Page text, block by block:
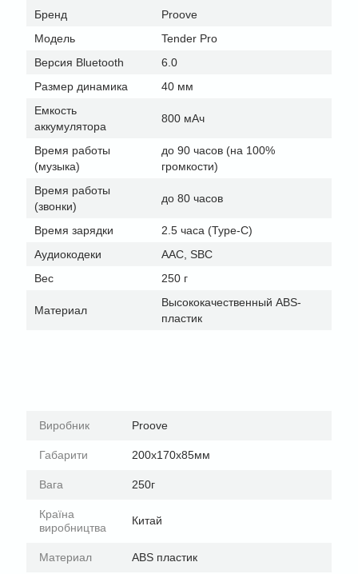
Бренд
Proove
Модель
Tender Pro
Версия Bluetooth
6.0
Размер динамика
40 мм
Емкость
аккумулятора
800 мАч
Время работы
(музыка)
до 90 часов (на 100%
громкости)
Время работы
(звонки)
до 80 часов
Время зарядки
2.5 часа (Type-C)
Аудиокодеки
AAC, SBC
Вес
250 г
Материал
Высококачественный ABS-
пластик
Виробник Proove
Габарити 200x170x85мм
Вага 250г
Країна
виробництва
Китай
Материал ABS пластик